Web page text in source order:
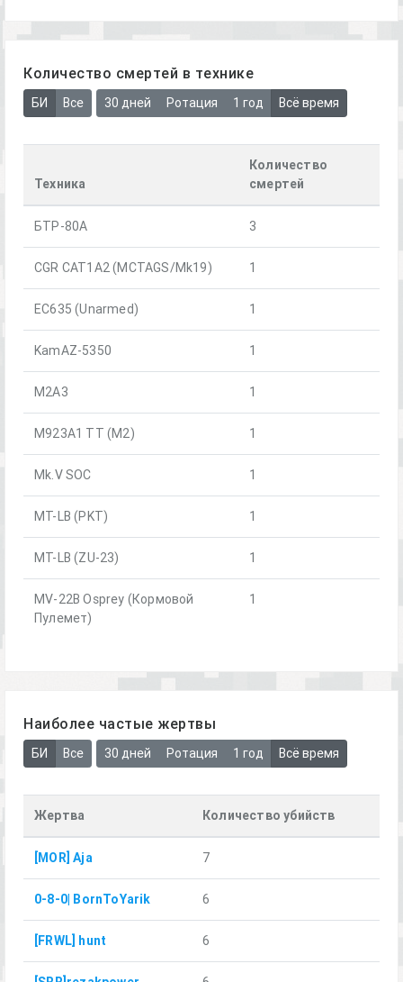
Количество смертей в технике
БИ Все 30 дней Ротация 1 год Всё время
Техника
Количество
смертей
БТР-80А 3
CGR CAT1A2 (MCTAGS/Mk19) 1
EC635 (Unarmed) 1
KamAZ-5350 1
M2A3 1
M923A1 TT (M2) 1
Mk.V SOC 1
MT-LB (PKT) 1
MT-LB (ZU-23) 1
MV-22B Osprey (Кормовой
Пулемет)
1
Наиболее частые жертвы
БИ Все 30 дней Ротация 1 год Всё время
Жертва Количество убийств
[MOR] Aja 7
0-8-0| BornToYarik 6
[FRWL] hunt 6